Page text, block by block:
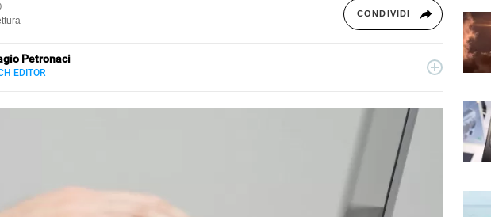
CONDIVIDI
Petronaci
EDITOR
LINKEDIN